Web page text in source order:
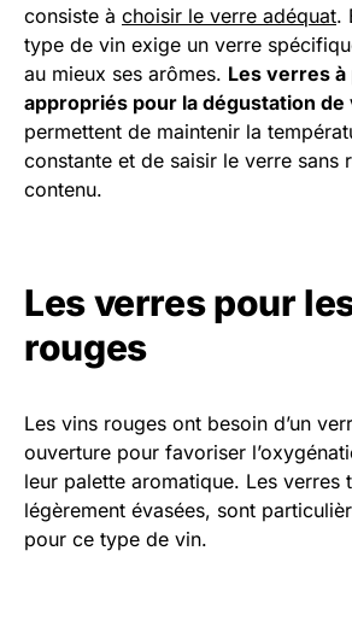
consiste à choisir le verre adéquat.
type de vin exige un verre
au mieux ses arômes. Les verres
appropriés pour la dégustation de
permettent de maintenir la
constante et de saisir le verre sans
contenu.
Les verres pour
rouges
Les vins rouges ont besoin d’un
ouverture pour favoriser
leur palette aromatique. Les verres
légèrement évasées, sont
pour ce type de vin.